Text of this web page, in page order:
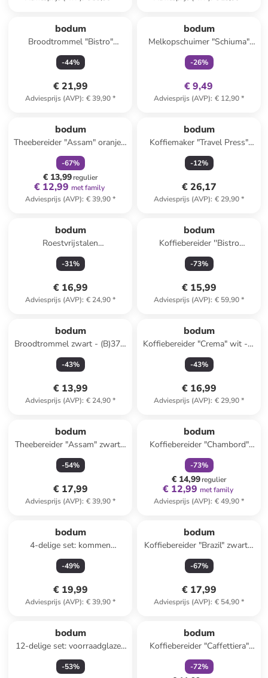
bodum
Broodtrommel "Bistro"
crème/bamboe - (B)36,4 x
(H)13,7 x (D)23,4 cm
-44%
€ 21,99
Adviesprijs (AVP): € 39,90*
bodum
Melkopschuimer "Schiuma"
crème
-26%
€ 9,49
Adviesprijs (AVP): € 12,90*
bodum
Theebereider "Assam" oranje -
1 l
-67%
€ 13,99regulier
€ 12,99 met family
Adviesprijs (AVP): € 39,90*
bodum
Koffiemaker "Travel Press"
zwart - 350 ml
-12%
€ 26,17
Adviesprijs (AVP): € 29,90*
bodum
Roestvrijstalen
melkopschuimer "Schiuma" -
(H)22,5 cm
-31%
€ 16,99
Adviesprijs (AVP): € 24,90*
bodum
Koffiebereider ''Bistro
Nouveau'' zwart - 1 l
-73%
€ 15,99
Adviesprijs (AVP): € 59,90*
bodum
Broodtrommel zwart - (B)37 x
(H)14 x (D)24 cm
-43%
€ 13,99
Adviesprijs (AVP): € 24,90*
bodum
Koffiebereider "Crema" wit - 1
l
-43%
€ 16,99
Adviesprijs (AVP): € 29,90*
bodum
Theebereider "Assam" zwart -
1 l
-54%
€ 17,99
Adviesprijs (AVP): € 39,90*
bodum
Koffiebereider "Chambord"
zwart - 1 l
-73%
€ 14,99regulier
€ 12,99 met family
Adviesprijs (AVP): € 49,90*
bodum
4-delige set: kommen
"Dourio" zwart - 480 ml
-49%
€ 19,99
Adviesprijs (AVP): € 39,90*
bodum
Koffiebereider "Brazil" zwart -
1,5 l
-67%
€ 17,99
Adviesprijs (AVP): € 54,90*
bodum
12-delige set: voorraadglazen
"Presso" transparant/grijs
-53%
bodum
Koffiebereider "Caffettiera"
donkerblauw - 1 l
-72%